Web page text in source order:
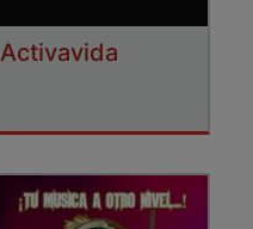
Activavida